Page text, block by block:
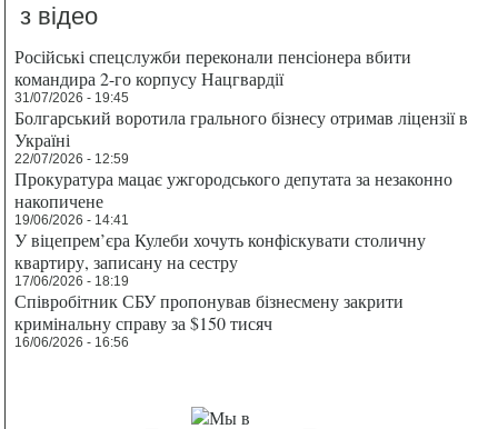
з відео
Російські спецслужби переконали пенсіонера вбити
командира 2-го корпусу Нацгвардії
31/07/2026 - 19:45
Болгарський воротила грального бізнесу отримав ліцензії в
Україні
22/07/2026 - 12:59
Прокуратура мацає ужгородського депутата за незаконно
накопичене
19/06/2026 - 14:41
У віцепрем’єра Кулеби хочуть конфіскувати столичну
квартиру, записану на сестру
17/06/2026 - 18:19
Співробітник СБУ пропонував бізнесмену закрити
кримінальну справу за $150 тисяч
16/06/2026 - 16:56